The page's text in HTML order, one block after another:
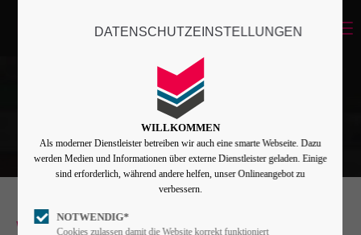
Passwort
Angemeldet bleiben
Menu
Why Choose Us?
DATENSCHUTZEINSTELLUNGEN
WILLKOMMEN
Als moderner Dienstleister betreiben wir auch eine smarte Webseite. Dazu
werden Medien und Informationen über externe Dienstleister geladen. Einige
sind erforderlich, während andere helfen, unser Onlineangebot zu
verbessern.
NOTWENDIG*
Cookies zulassen damit die Website korrekt funktioniert